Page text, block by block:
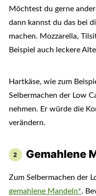
Möchtest du gerne
dann kannst du das bei
machen. Mozzarella,
Beispiel auch leckere
Hartkäse, wie zum
Selbermachen der Low
nehmen. Er würde die
verändern.
Gemahlene
Zum Selbermachen der
gemahlene Mandeln*.